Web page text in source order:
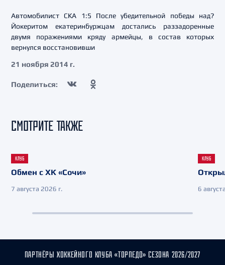
Автомобилист СКА 1:5 После убедительной победы над?
Йокеритом екатеринбуржцам достались раззадоренные
двумя поражениями кряду армейцы, в состав которых
вернулся восстановивши
21 ноября 2014 г.
Поделиться:
СМОТРИТЕ ТАКЖЕ
КЛУБ
Обмен с ХК «Сочи»
7 августа 2026 г.
КЛУБ
6
ПАРТНЁРЫ ХОККЕЙНОГО КЛУБА «ТОРПЕДО» СЕЗОНА 2026/2027